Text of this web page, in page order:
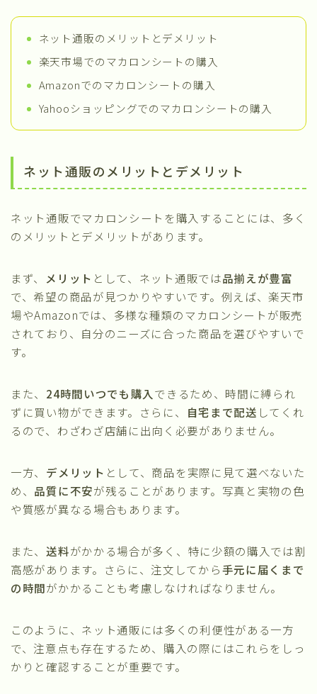
ネット通販のメリットとデメリット
楽天市場でのマカロンシートの購入
Amazonでのマカロンシートの購入
Yahooショッピングでのマカロンシートの購入
ネット通販のメリットとデメリット
ネット通販でマカロンシートを購入することには、多く
のメリットとデメリットがあります。
まず、 メリット として、ネット通販では品揃えが豊富
で、希望の商品が見つかりやすいです。例えば、楽天市
場やAmazonでは、多様な種類のマカロンシートが販売
されており、自分のニーズに合った商品を選びやすいで
す。
また、 24時間いつでも購入 できるため、時間に縛られ
ずに買い物ができます。さらに、
自宅まで配送 してくれ
るので、わざわざ店舗に出向く必要がありません。
一方、 デメリット として、商品を実際に見て選べないた
め、 品質に不安が残ることがあります。写真と実物の色
や質感が異なる場合もあります。
また、送料がかかる場合が多く、特に少額の購入では割
高感があります。さらに、注文してから手元に届くまで
の時間がかかることも考慮しなければなりません。
このように、ネット通販には多くの利便性がある一方
で、注意点も存在するため、購入の際にはこれらをしっ
かりと確認することが重要です。